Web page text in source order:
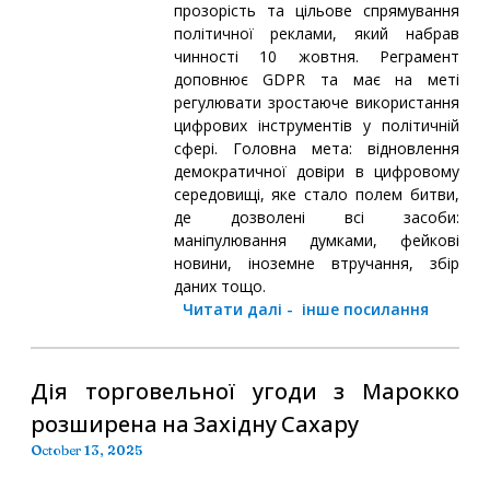
прозорість та цільове спрямування
політичної реклами, який набрав
чинності 10 жовтня. Реграмент
доповнює GDPR та має на меті
регулювати зростаюче використання
цифрових інструментів у політичній
сфері. Головна мета: відновлення
демократичної довіри в цифровому
середовищі, яке стало полем битви,
де дозволені всі засоби:
маніпулювання думками, фейкові
новини, іноземне втручання, збір
даних тощо.
Читати далі - інше посилання
Дія торговельної угоди з Марокко
розширена на Західну Сахару
October 13, 2025